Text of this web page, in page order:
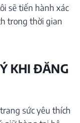
sẽ tiến hành xác
trong thời gian
KHI ĐĂNG
sức yêu thích